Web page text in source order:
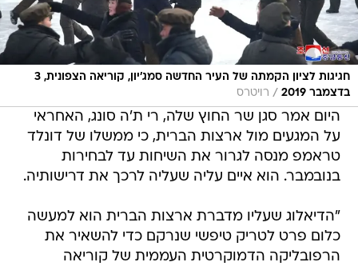
חגיגות לציון הקמתה של העיר החדשה סמג'יון, קוריאה הצפונית, 3
בדצמבר 2019
/ רויטרס
היום אמר סגן שר החוץ שלה, רי ת'ה סונג, האחראי
על המגעים מול ארצות הברית, כי ממשלו של דונלד
טראמפ מנסה לגרור את השיחות עד לבחירות
בנובמבר. הוא איים עליה שעליה לרכך את דרישותיה.
"הדיאלוג שעליו מדברת ארצות הברית הוא למעשה
כלום פרט לטריק טיפשי שנרקם כדי להשאיר את
הרפובליקה הדמוקרטית העממית של קוריאה